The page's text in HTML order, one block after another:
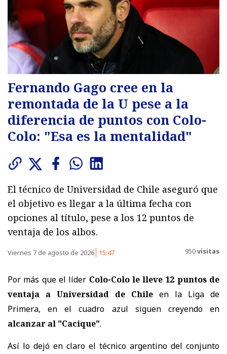
Fernando Gago cree en la
remontada de la U pese a la
diferencia de puntos con Colo-
Colo: "Esa es la mentalidad"
El técnico de Universidad de Chile aseguró que
el objetivo es llegar a la última fecha con
opciones al título, pese a los 12 puntos de
ventaja de los albos.
Viernes 7 de agosto de 2026 15:47 950visitas
Por más que el líder Colo-Colo le lleve 12 puntos de
ventaja a Universidad de Chile en la Liga de
Primera, en el cuadro azul siguen creyendo en
alcanzar al "Cacique".
Así lo dejó en claro el técnico argentino del conjunto